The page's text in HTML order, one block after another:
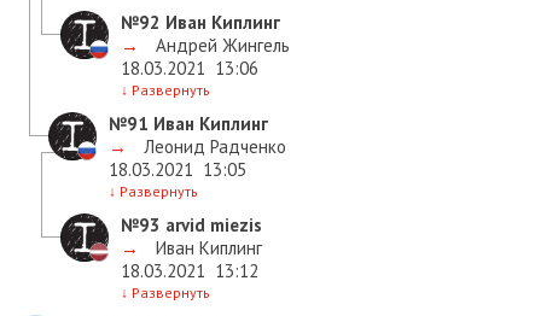
№92 Иван Киплинг
→
Андрей Жингель
18.03.2021 13:06
↓ Развернуть
№91 Иван Киплинг
→
Леонид Радченко
18.03.2021 13:05
↓ Развернуть
№93 arvid miezis
→
Иван Киплинг
18.03.2021 13:12
↓ Развернуть